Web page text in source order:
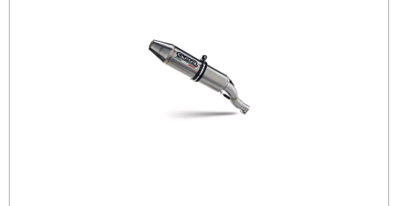
entsprechende Zubehör. Homologated full system exhaust
including removable db killerZulassung: YesLieferzeit: ca.